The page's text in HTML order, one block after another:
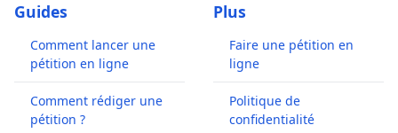
Guides
Comment lancer une
pétition en ligne
Comment rédiger une
pétition ?
Plus
Faire une pétition en
ligne
Politique de
confidentialité